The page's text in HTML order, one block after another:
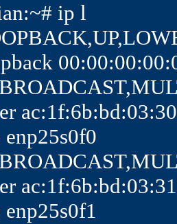
ip l